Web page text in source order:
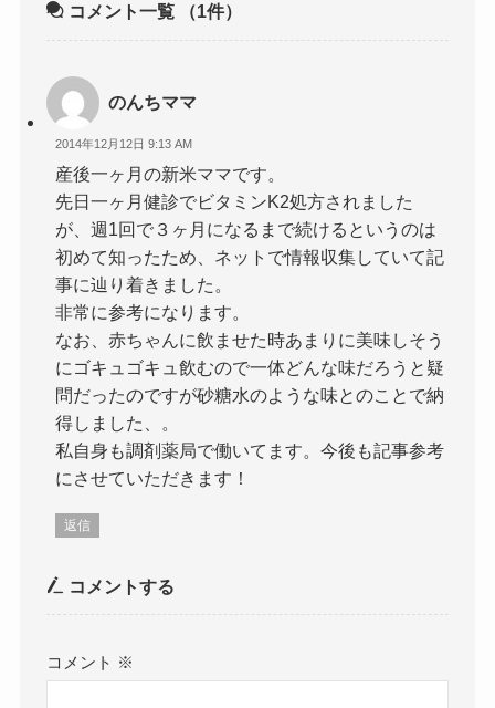
コメント一覧 （1件）
のんちママ
2014年12月12日 9:13 AM
産後一ヶ月の新米ママです。
先日一ヶ月健診でビタミンK2処方されました
が、週1回で３ヶ月になるまで続けるというのは
初めて知ったため、ネットで情報収集していて記
事に辿り着きました。
非常に参考になります。
なお、赤ちゃんに飲ませた時あまりに美味しそう
にゴキュゴキュ飲むので一体どんな味だろうと疑
問だったのですが砂糖水のような味とのことで納
得しました、。
私自身も調剤薬局で働いてます。今後も記事参考
にさせていただきます！
返信
コメントする
コメント ※